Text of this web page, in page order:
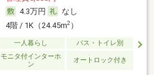
4.3万円
なし
4階 / 1K（24.45m2）
一人暮らし バス・トイレ別
モニタ付インターホ
ン
オートロック付き